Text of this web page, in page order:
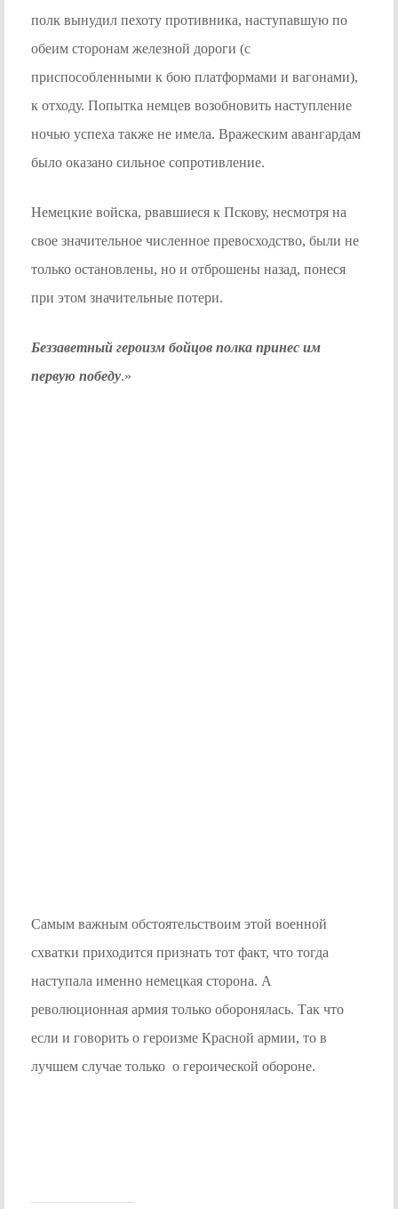
полк вынудил пехоту противника, наступавшую по
обеим сторонам железной дороги (с
приспособленными к бою платформами и вагонами),
к отходу. Попытка немцев возобновить наступление
ночью успеха также не имела. Вражеским авангардам
было оказано сильное сопротивление.
Немецкие войска, рвавшиеся к Пскову, несмотря на
свое значительное численное превосходство, были не
только остановлены, но и отброшены назад, понеся
при этом значительные потери.
Беззаветный героизм бойцов полка принес им
первую победу.»
Самым важным обстоятельствоим этой военной
схватки приходится признать тот факт, что тогда
наступала именно немецкая сторона. А
революционная армия только оборонялась. Так что
если и говорить о героизме Красной армии, то в
лучшем случае только о героической обороне.